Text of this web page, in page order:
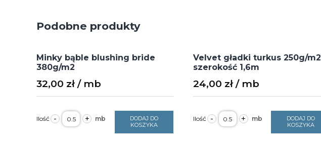
Podobne produkty
Minky bąble blushing bride
380g/m2
32,00 zł
- ilość
Minky
bąble
+
DODAJ DO
KOSZYKA
Velvet gładki turkus 250g/m2
szerokość 1,6m
24,00 zł
- ilość
Velvet
gładki
+
DODAJ DO
KOSZYKA